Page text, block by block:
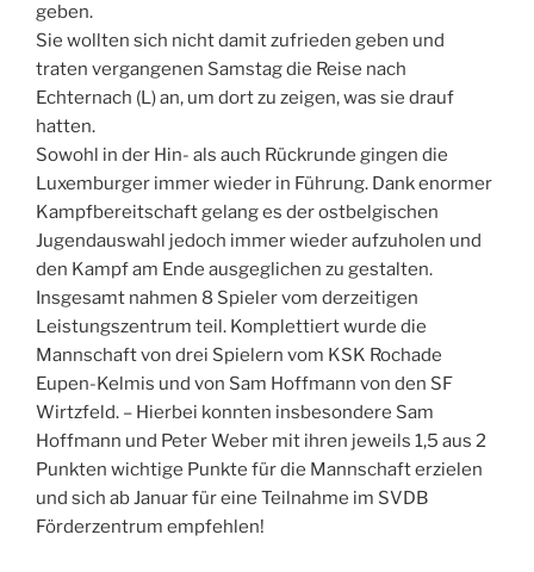
geben.
Sie wollten sich nicht damit zufrieden geben und
traten vergangenen Samstag die Reise nach
Echternach (L) an, um dort zu zeigen, was sie drauf
hatten.
Sowohl in der Hin- als auch Rückrunde gingen die
Luxemburger immer wieder in Führung. Dank enormer
Kampfbereitschaft gelang es der ostbelgischen
Jugendauswahl jedoch immer wieder aufzuholen und
den Kampf am Ende ausgeglichen zu gestalten.
Insgesamt nahmen 8 Spieler vom derzeitigen
Leistungszentrum teil. Komplettiert wurde die
Mannschaft von drei Spielern vom KSK Rochade
Eupen-Kelmis und von Sam Hoffmann von den SF
Wirtzfeld. – Hierbei konnten insbesondere Sam
Hoffmann und Peter Weber mit ihren jeweils 1,5 aus 2
Punkten wichtige Punkte für die Mannschaft erzielen
und sich ab Januar für eine Teilnahme im SVDB
Förderzentrum empfehlen!